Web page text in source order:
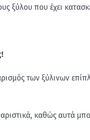
ξύλου που έχει
των ξύλινων
καθώς αυτά